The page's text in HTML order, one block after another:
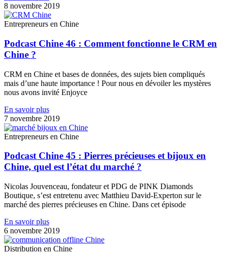
8 novembre 2019
Entrepreneurs en Chine
Podcast Chine 46 : Comment fonctionne le CRM en
Chine ?
CRM en Chine et bases de données, des sujets bien compliqués
mais d’une haute importance ! Pour nous en dévoiler les mystères
nous avons invité Enjoyce
En savoir plus
7 novembre 2019
Entrepreneurs en Chine
Podcast Chine 45 : Pierres précieuses et bijoux en
Chine, quel est l’état du marché ?
Nicolas Jouvenceau, fondateur et PDG de PINK Diamonds
Boutique, s’est entretenu avec Matthieu David-Experton sur le
marché des pierres précieuses en Chine. Dans cet épisode
En savoir plus
6 novembre 2019
Distribution en Chine